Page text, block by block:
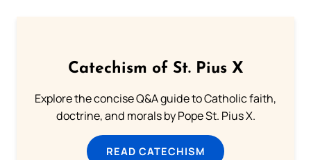
Catechism of St. Pius X
Explore the concise Q&A guide to Catholic faith,
doctrine, and morals by Pope St. Pius X.
READ CATECHISM